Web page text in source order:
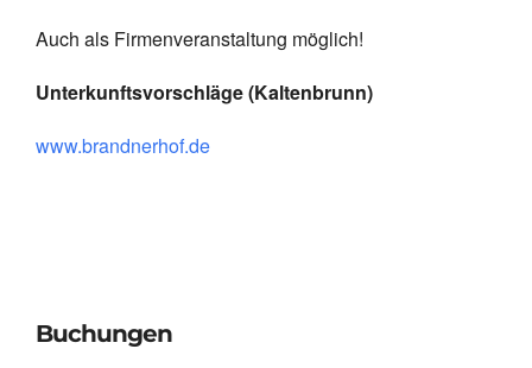
Auch als Firmenveranstaltung möglich!
Unterkunftsvorschläge (Kaltenbrunn)
www.brandnerhof.de
Buchungen